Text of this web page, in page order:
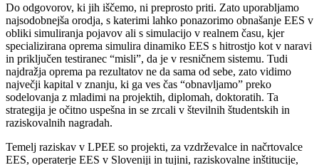
Do odgovorov, ki jih iščemo, ni preprosto priti. Zato uporabljamo
najsodobnejša orodja, s katerimi lahko ponazorimo obnašanje EES v
obliki simuliranja pojavov ali s simulacijo v realnem času, kjer
specializirana oprema simulira dinamiko EES s hitrostjo kot v naravi
in priključen testiranec “misli”, da je v resničnem sistemu. Tudi
najdražja oprema pa rezultatov ne da sama od sebe, zato vidimo
največji kapital v znanju, ki ga ves čas “obnavljamo” preko
sodelovanja z mladimi na projektih, diplomah, doktoratih. Ta
strategija je očitno uspešna in se zrcali v številnih študentskih in
raziskovalnih nagradah.
Temelj raziskav v LPEE so projekti, za vzdrževalce in načrtovalce
EES, operaterje EES v Sloveniji in tujini, raziskovalne inštitucije,